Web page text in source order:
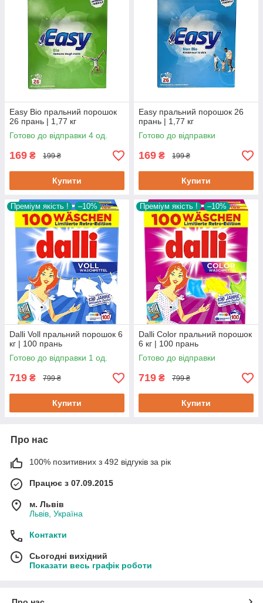
Easy Bio пральний порошок
26 прань | 1,77 кг
Готово до відправки 4 од.
169 ₴ 199 ₴
Купити
Easy пральний порошок 26
прань | 1,77 кг
Готово до відправки
169 ₴ 199 ₴
Купити
Преміум якість ! –10%
Dalli Voll пральний порошок 6
кг | 100 прань
Готово до відправки 1 од.
719 ₴ 799 ₴
Купити
Преміум якість ! –10%
Dalli Color пральний порошок
6 кг | 100 прань
Готово до відправки
719 ₴ 799 ₴
Купити
Про нас
100% позитивних з 492 відгуків за рік
Працює з 07.09.2015
м. Львів
Львів, Україна
Контакти
Сьогодні вихідний
Показати весь графік роботи